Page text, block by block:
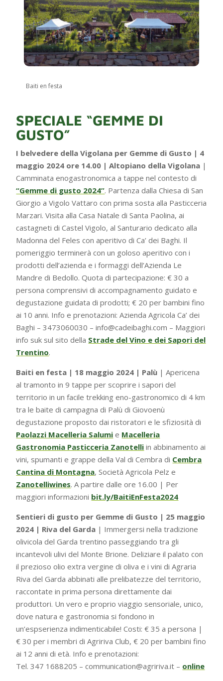
Baiti en festa
SPECIALE “GEMME DI
GUSTO”
I belvedere della Vigolana per Gemme di Gusto | 4
maggio 2024 ore 14.00 | Altopiano della Vigolana |
Camminata enogastronomica a tappe nel contesto di
“Gemme di gusto 2024”. Partenza dalla Chiesa di San
Giorgio a Vigolo Vattaro con prima sosta alla Pasticceria
Marzari. Visita alla Casa Natale di Santa Paolina, ai
castagneti di Castel Vigolo, al Santurario dedicato alla
Madonna del Feles con aperitivo di Ca’ dei Baghi. Il
pomeriggio terminerà con un goloso aperitivo con i
prodotti dell’azienda e i formaggi dell’Azienda Le
Mandre di Bedollo. Quota di partecipazione: € 30 a
persona comprensivi di accompagnamento guidato e
degustazione guidata di prodotti; € 20 per bambini fino
ai 10 anni. Info e prenotazioni: Azienda Agricola Ca’ dei
Baghi – 3473060030 – info@cadeibaghi.com – Maggiori
info suk sul sito della Strade del Vino e dei Sapori del
Trentino.
Baiti en festa | 18 maggio 2024 | Palù | Apericena
al tramonto in 9 tappe per scoprire i sapori del
territorio in un facile trekking eno-gastronomico di 4 km
tra le baite di campagna di Palù di Giovoenù
degustazione proposto dai ristoratori e le sfiziosità di
Paolazzi Macelleria Salumi e Macelleria
Gastronomia Pasticceria Zanotelli in abbinamento ai
vini, spumanti e grappe della Val di Cembra di Cembra
Cantina di Montagna, Società Agricola Pelz e
Zanotelliwines. Apartire dalle ore 16.00 | Per
maggiori informazioni bit.ly/BaitiEnFesta2024
Sentieri di gusto per Gemme di Gusto | 25 maggio
2024 | Riva del Garda | Immergersi nella tradizione
olivicola del Garda trentino passeggiando tra gli
incantevoli ulivi del Monte Brione. Deliziare il palato con
il prezioso olio extra vergine di oliva e i vini di Agraria
Riva del Garda abbinati alle prelibatezze del territorio,
raccontate in prima persona direttamente dai
produttori. Un vero e proprio viaggio sensoriale, unico,
dove natura e gastronomia si fondono in
un’espserienza indimenticabile! Costi: € 35 a persona |
€ 30 per i membri di Agririva Club, € 20 per bambini fino
ai 12 anni di età. Info e prenotazioni:
Tel. 347 1688205 – communication@agririva.it – online